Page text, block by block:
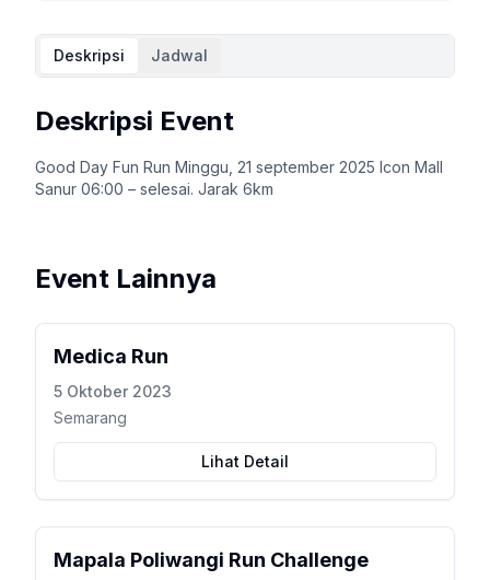
Deskripsi Jadwal
Deskripsi Event
Good Day Fun Run Minggu, 21 september 2025 Icon Mall
Sanur 06:00 – selesai. Jarak 6km
Event Lainnya
Medica Run
5 Oktober 2023
Semarang
Lihat Detail
Mapala Poliwangi Run Challenge